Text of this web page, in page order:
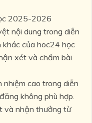
2025-2026
nội dung trong diễn
khác của hoc24 học
xét và chấm bài
nhiệm cao trong diễn
không phù hợp.
và nhận thưởng từ